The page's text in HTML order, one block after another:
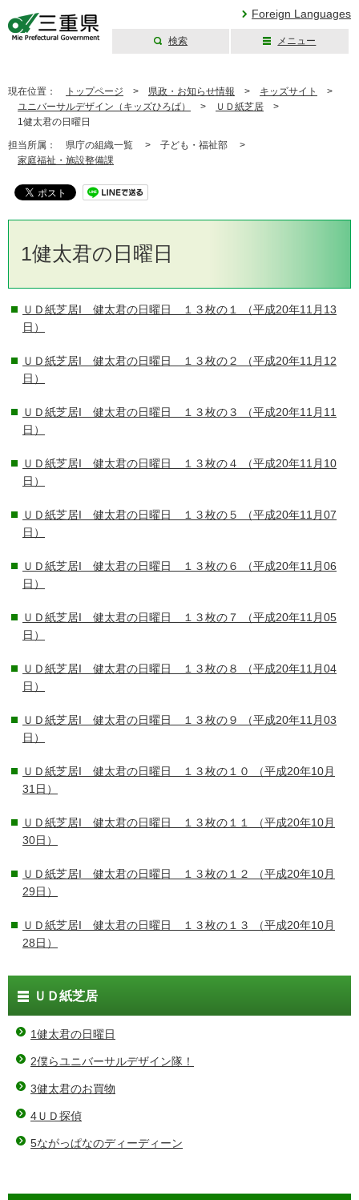
Foreign Languages
検索 メニュー
現在位置： トップページ > 県政・お知らせ情報 > キッズサイト
>
ユニバーサルデザイン（キッズひろば）
> ＵＤ紙芝居 >
1健太君の日曜日
担当所属： 県庁の組織一覧 > 子ども・福祉部 >
家庭福祉・施設整備課
1健太君の日曜日
ＵＤ紙芝居I 健太君の日曜日 １３枚の１
（平成20年11月13
日）
ＵＤ紙芝居I 健太君の日曜日 １３枚の２
（平成20年11月12
日）
ＵＤ紙芝居I 健太君の日曜日 １３枚の３
（平成20年11月11
日）
ＵＤ紙芝居I 健太君の日曜日 １３枚の４
（平成20年11月10
日）
ＵＤ紙芝居I 健太君の日曜日 １３枚の５
（平成20年11月07
日）
ＵＤ紙芝居I 健太君の日曜日 １３枚の６
（平成20年11月06
日）
ＵＤ紙芝居I 健太君の日曜日 １３枚の７
（平成20年11月05
日）
ＵＤ紙芝居I 健太君の日曜日 １３枚の８
（平成20年11月04
日）
ＵＤ紙芝居I 健太君の日曜日 １３枚の９
（平成20年11月03
日）
ＵＤ紙芝居I 健太君の日曜日 １３枚の１０
（平成20年10月
31日）
ＵＤ紙芝居I 健太君の日曜日 １３枚の１１
（平成20年10月
30日）
ＵＤ紙芝居I 健太君の日曜日 １３枚の１２
（平成20年10月
29日）
ＵＤ紙芝居I 健太君の日曜日 １３枚の１３
（平成20年10月
28日）
ＵＤ紙芝居
1健太君の日曜日
2僕らユニバーサルデザイン隊！
3健太君のお買物
4ＵＤ探偵
5ながっぱなのディーディーン